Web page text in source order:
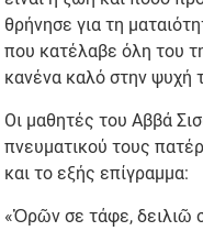
θρήνησε για τη
που κατέλαβε όλη του
κανένα καλό στην ψυχή
Οι μαθητές του Αββά
πνευματικού τους
και το εξής επίγραμμα:
«Ὁρῶν σε τάφε, δειλιῶ